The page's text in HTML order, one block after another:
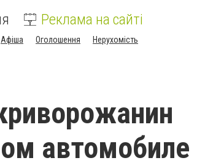
Реклама на сайті
Афіша Оголошення Нерухомість
автомобиле